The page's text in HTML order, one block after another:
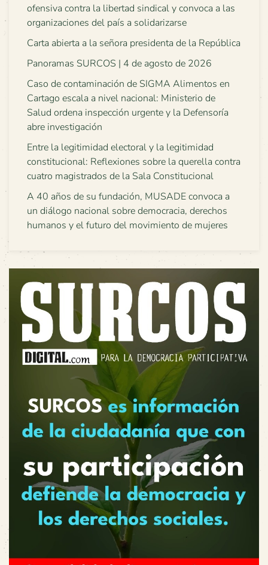
ofensiva contra la libertad sindical y convoca a las
organizaciones del país a solidarizarse
Carta abierta a la señora presidenta de la República
Panoramas SURCOS | 4 de agosto de 2026
Caso de contaminación de SIGMA Alimentos en
Cartago escala a nivel nacional: Ministerio de
Salud ordena inspección urgente y la Defensoría
abre investigación
Entre la legitimidad electoral y la legitimidad
constitucional: Reflexiones sobre la querella contra
cuatro magistrados de la Sala Constitucional
A 40 años de su fundación, MUSADE convoca a
un diálogo nacional sobre democracia, derechos
humanos y el futuro del movimiento de mujeres